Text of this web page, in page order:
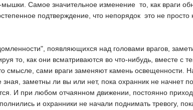
Самое значительное изменение  то, как враги
подтверждение, что непорядок  это не
появляющихся над головами врагов,
то, как они всматриваются во что-нибудь, вместе с
смысле, сами враги заменяют камень освещенности.
зная, заметны ли вы или нет, пока охранник не начнет
И при любом отчаянном движении, постоянно
и охранники не начали поднимать тревогу,